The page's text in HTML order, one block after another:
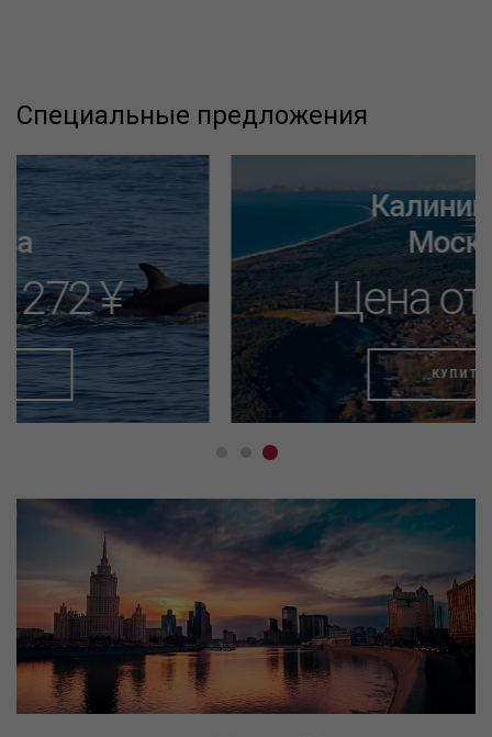
Специальные предложения
Калининград
Москва
Цена от 732 ¥